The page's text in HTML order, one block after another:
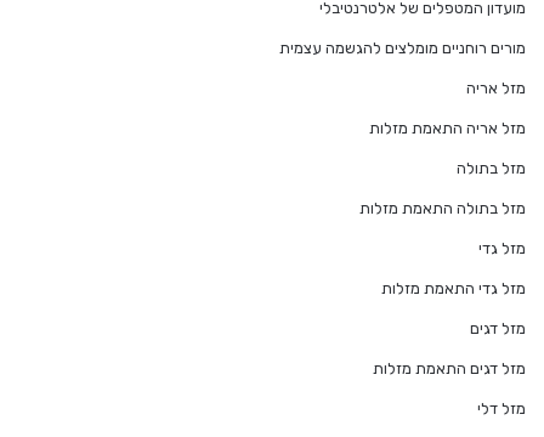
מועדון המטפלים של אלטרנטיבלי
מורים רוחניים מומלצים להגשמה עצמית
מזל אריה
מזל אריה התאמת מזלות
מזל בתולה
מזל בתולה התאמת מזלות
מזל גדי
מזל גדי התאמת מזלות
מזל דגים
מזל דגים התאמת מזלות
מזל דלי